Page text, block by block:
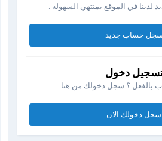
في الموقع بمنتهي السهوله .
سجل حساب جديد
دخول
بالفعل ؟ سجل دخولك من هنا.
سجل دخولك الان